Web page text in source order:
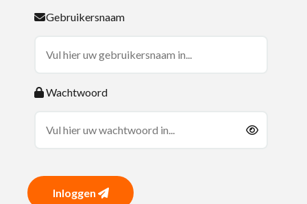
Gebruikersnaam
Wachtwoord
Inloggen